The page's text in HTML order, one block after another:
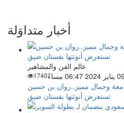
أخبار متداوَلة
عالم الفن والمشاهير
1740
وجمال مميز..روان بن حسين
تستعرض أنوثتها بفستان ضيق